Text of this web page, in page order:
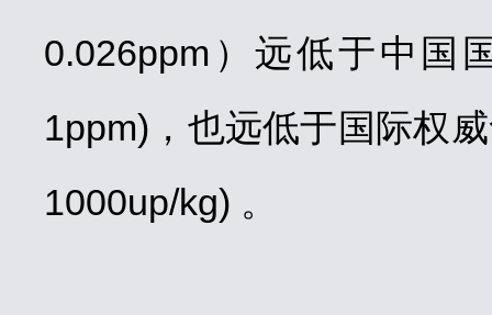
0.026ppm）远低于中国
1ppm)，也远低于国际权
1000up/kg) 。